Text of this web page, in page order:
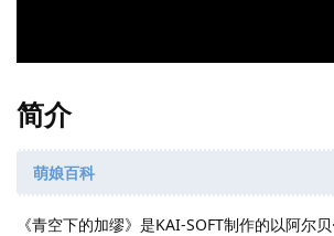
简介
萌娘百科
《青空下的加缪》是KAI-SOFT制作的以阿尔